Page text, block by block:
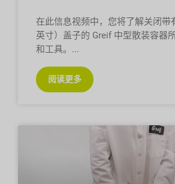
在此信息视频中，您将了解关闭带
英寸）盖子的 Greif 中型散装容器
和工具。
阅读更多